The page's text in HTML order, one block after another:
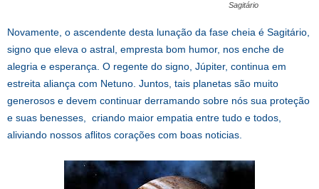
Sagitário
Novamente, o ascendente desta lunação da fase cheia é Sagitário,
signo que eleva o astral, empresta bom humor, nos enche de
alegria e esperança. O regente do signo, Júpiter, continua em
estreita aliança com Netuno. Juntos, tais planetas são muito
generosos e devem continuar derramando sobre nós sua proteção
e suas benesses, criando maior empatia entre tudo e todos,
aliviando nossos aflitos corações com boas noticias.